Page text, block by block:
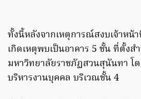
ทั้งนี้หลังจากเหตุการณ์สงบเจ้าหน้
เกิดเหตุพบเป็นอาคาร 5 ชั้น ที่ตั้งส
มหาวิทยาลัยราชภัฏสวนสุนันทา โ
บริหารงานบุคคล บริเวณชั้น 4